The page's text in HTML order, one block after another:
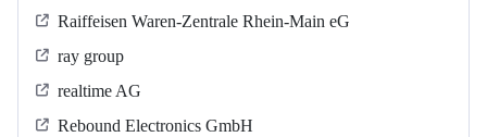
Raiffeisen Waren-Zentrale Rhein-Main eG
ray group
realtime AG
Rebound Electronics GmbH